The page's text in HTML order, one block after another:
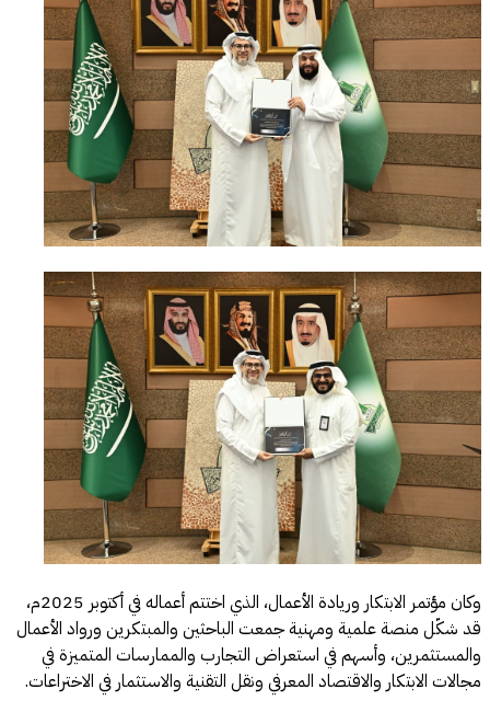
وكان مؤتمر الابتكار وريادة الأعمال، الذي اختتم أعماله في أكتوبر 2025م،
قد شكّل منصة علمية ومهنية جمعت الباحثين والمبتكرين ورواد الأعمال
والمستثمرين، وأسهم في استعراض التجارب والممارسات المتميزة في
مجالات الابتكار والاقتصاد المعرفي ونقل التقنية والاستثمار في الاختراعات.